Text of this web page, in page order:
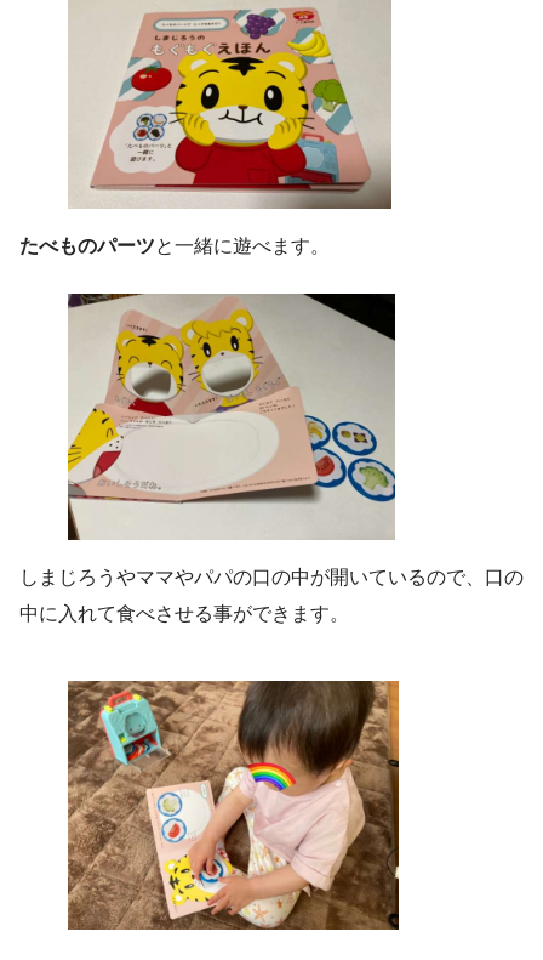
たべものパーツと一緒に遊べます。
しまじろうやママやパパの口の中が開いているので、口の
中に入れて食べさせる事ができます。